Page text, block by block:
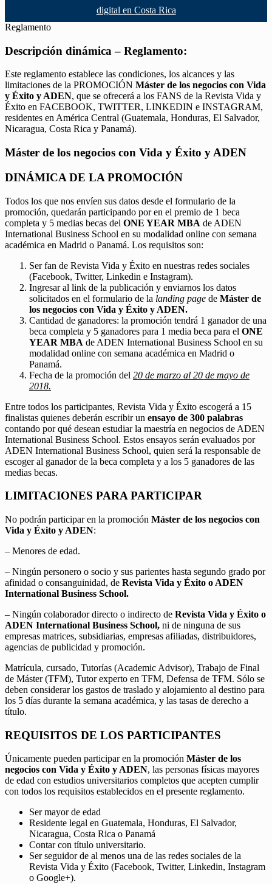
digital en Costa Rica
Reglamento
Descripción dinámica – Reglamento:
Este reglamento establece las condiciones, los alcances y las
limitaciones de la PROMOCIÓN Máster de los negocios con Vida
y Éxito y ADEN, que se ofrecerá a los FANS de la Revista Vida y
Éxito en FACEBOOK, TWITTER, LINKEDIN e INSTAGRAM,
residentes en América Central (Guatemala, Honduras, El Salvador,
Nicaragua, Costa Rica y Panamá).
Máster de los negocios con Vida y Éxito y ADEN
DINÁMICA DE LA PROMOCIÓN
Todos los que nos envíen sus datos desde el formulario de la
promoción, quedarán participando por en el premio de 1 beca
completa y 5 medias becas del ONE YEAR MBA de ADEN
International Business School en su modalidad online con semana
académica en Madrid o Panamá. Los requisitos son:
Ser fan de Revista Vida y Éxito en nuestras redes sociales
(Facebook, Twitter, Linkedin e Instagram).
Ingresar al link de la publicación y enviarnos los datos
solicitados en el formulario de la landing page de Máster de
los negocios con Vida y Éxito y ADEN.
Cantidad de ganadores: la promoción tendrá 1 ganador de una
beca completa y 5 ganadores para 1 media beca para el ONE
YEAR MBA de ADEN International Business School en su
modalidad online con semana académica en Madrid o
Panamá.
Fecha de la promoción del 20 de marzo al 20 de mayo de
2018.
Entre todos los participantes, Revista Vida y Éxito escogerá a 15
finalistas quienes deberán escribir un ensayo de 300 palabras
contando por qué desean estudiar la maestría en negocios de ADEN
International Business School. Estos ensayos serán evaluados por
ADEN International Business School, quien será la responsable de
escoger al ganador de la beca completa y a los 5 ganadores de las
medias becas.
LIMITACIONES PARA PARTICIPAR
No podrán participar en la promoción Máster de los negocios con
Vida y Éxito y ADEN:
– Menores de edad.
– Ningún personero o socio y sus parientes hasta segundo grado por
afinidad o consanguinidad, de Revista Vida y Éxito o ADEN
International Business School.
– Ningún colaborador directo o indirecto de Revista Vida y Éxito o
ADEN International Business School, ni de ninguna de sus
empresas matrices, subsidiarias, empresas afiliadas, distribuidores,
agencias de publicidad y promoción.
Matrícula, cursado, Tutorías (Academic Advisor), Trabajo de Final
de Máster (TFM), Tutor experto en TFM, Defensa de TFM. Sólo se
deben considerar los gastos de traslado y alojamiento al destino para
los 5 días durante la semana académica, y las tasas de derecho a
título.
REQUISITOS DE LOS PARTICIPANTES
Únicamente pueden participar en la promoción Máster de los
negocios con Vida y Éxito y ADEN, las personas físicas mayores
de edad con estudios universitarios completos que acepten cumplir
con todos los requisitos establecidos en el presente reglamento.
Ser mayor de edad
Residente legal en Guatemala, Honduras, El Salvador,
Nicaragua, Costa Rica o Panamá
Contar con título universitario.
Ser seguidor de al menos una de las redes sociales de la
Revista Vida y Éxito (Facebook, Twitter, Linkedin, Instagram
o Google+).